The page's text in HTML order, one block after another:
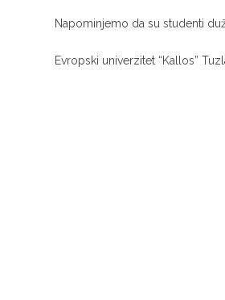
Napominjemo da su studenti
Evropski univerzitet “Kallos”